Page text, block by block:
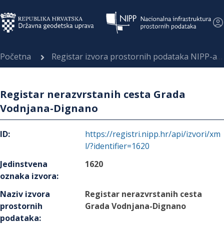
Početna Registar izvora prostornih podataka NIPP-a
Registar nerazvrstanih cesta Grada
Vodnjana-Dignano
ID:
https://registri.nipp.hr/api/izvori/xm
l/?identifier=1620
Jedinstvena
oznaka izvora:
1620
Naziv izvora
prostornih
podataka:
Registar nerazvrstanih cesta
Grada Vodnjana-Dignano